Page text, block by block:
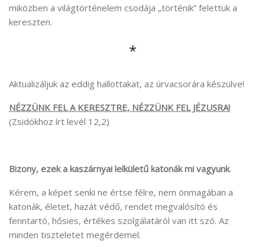
miközben a világtörténelem csodája „történik” felettük a
kereszten.
*
Aktualizáljuk az eddig hallottakat, az úrvacsorára készülve!
NÉZZÜNK FEL A KERESZTRE, NÉZZÜNK FEL JÉZUSRA!
(Zsidókhoz írt levél 12,2)
Bizony, ezek a kaszárnyai lelkületű katonák mi vagyunk.
Kérem, a képet senki ne értse félre, nem önmagában a
katonák, életet, hazát védő, rendet megvalósító és
fenntartó, hősies, értékes szolgálatáról van itt szó. Az
minden tiszteletet megérdemel.